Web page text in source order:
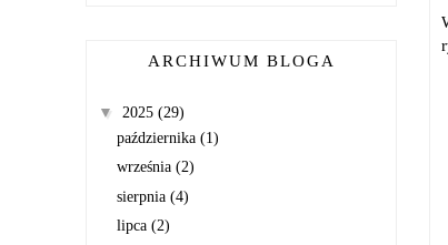
ARCHIWUM BLOGA
▼ 2025 (29)
października (1)
września (2)
sierpnia (4)
lipca (2)